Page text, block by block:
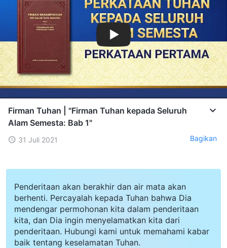
Firman Tuhan | "Firman Tuhan kepada Seluruh
Alam Semesta: Bab 1"
31 Juli 2021 Bagikan
Penderitaan akan berakhir dan air mata akan
berhenti. Percayalah kepada Tuhan bahwa Dia
mendengar permohonan kita dalam penderitaan
kita, dan Dia ingin menyelamatkan kita dari
penderitaan. Hubungi kami untuk memahami kabar
baik tentang keselamatan Tuhan.